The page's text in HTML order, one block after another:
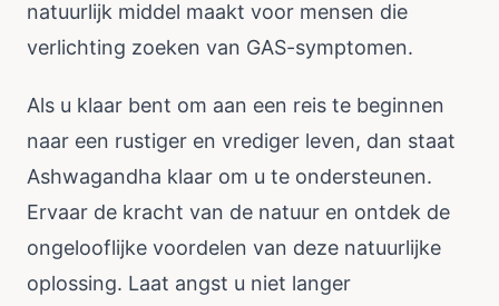
natuurlijk middel maakt voor mensen die
verlichting zoeken van GAS-symptomen.
Als u klaar bent om aan een reis te beginnen
naar een rustiger en vrediger leven, dan staat
Ashwagandha klaar om u te ondersteunen.
Ervaar de kracht van de natuur en ontdek de
ongelooflijke voordelen van deze natuurlijke
oplossing. Laat angst u niet langer